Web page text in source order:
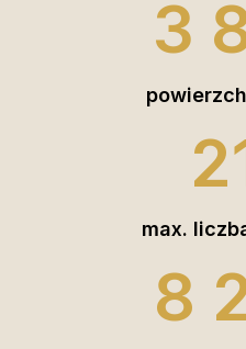
3
max.
8